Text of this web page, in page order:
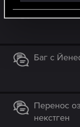
Баг с
Перенос
некстген